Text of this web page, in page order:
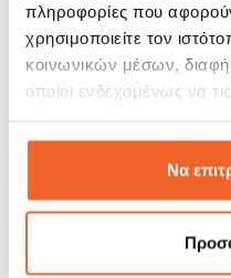
πληροφορίες που
χρησιμοποιείτε τον
κοινωνικών μέσων,
οποίοι ενδεχομένως να
έχουν συλλέξει σε
των υπηρεσιών τους.
Να